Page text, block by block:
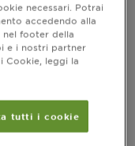
garantire la sua
è il momento
rigenerarsi
alla Green
della
necessari. Potrai
accedendo alla
nel footer della
e i nostri partner
Cookie, leggi la
tutti i cookie